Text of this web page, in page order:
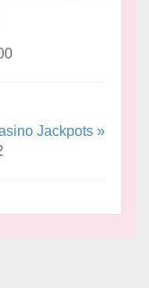
Jackpots »